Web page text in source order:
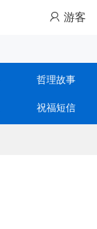
游客
哲理故事
祝福短信